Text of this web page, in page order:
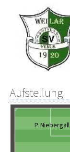
Aufstellung
P. Niebergall